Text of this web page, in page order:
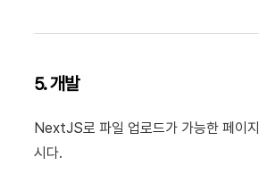
5. 개발
NextJS로 파일 업로드가 가능한 페이
시다.